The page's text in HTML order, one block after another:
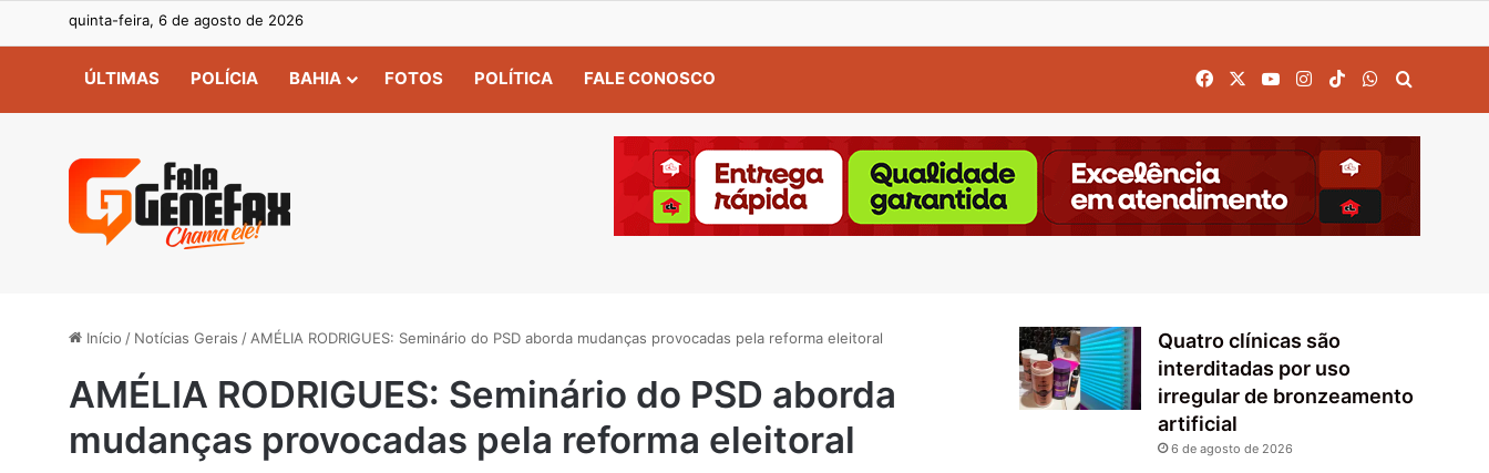
quinta-feira, 6 de agosto de 2026
ÚLTIMAS POLÍCIA BAHIA FOTOS POLÍTICA FALE CONOSCO FacebookYouTubeInstagram
TikTokWhatsApp
Início / Notícias Gerais / AMÉLIA RODRIGUES: Seminário do PSD aborda mudanças provocadas pela reforma eleitoral
AMÉLIA RODRIGUES: Seminário do PSD aborda
mudanças provocadas pela reforma eleitoral
Quatro clínicas são
interditadas por uso
irregular de bronzeamento
artificial
6 de agosto de 2026